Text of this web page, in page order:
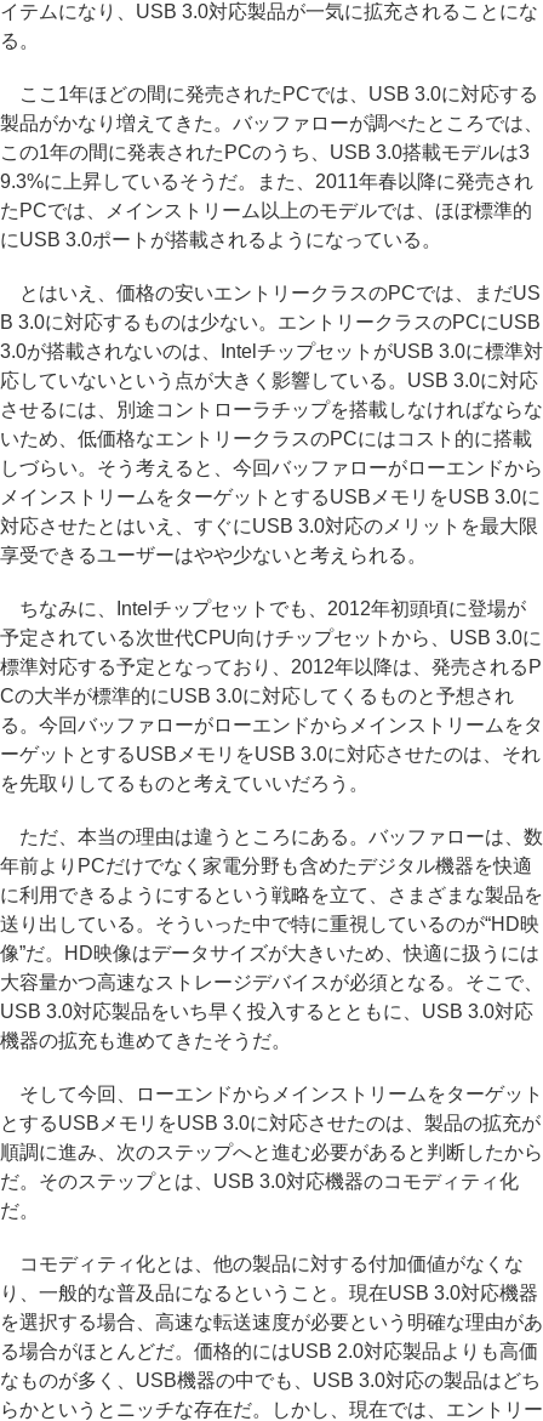
イテムになり、USB 3.0対応製品が一気に拡充されることにな
る。
ここ1年ほどの間に発売されたPCでは、USB 3.0に対応する
製品がかなり増えてきた。バッファローが調べたところでは、
この1年の間に発表されたPCのうち、USB 3.0搭載モデルは3
9.3%に上昇しているそうだ。また、2011年春以降に発売され
たPCでは、メインストリーム以上のモデルでは、ほぼ標準的
にUSB 3.0ポートが搭載されるようになっている。
とはいえ、価格の安いエントリークラスのPCでは、まだUS
B 3.0に対応するものは少ない。エントリークラスのPCにUSB
3.0が搭載されないのは、IntelチップセットがUSB 3.0に標準対
応していないという点が大きく影響している。USB 3.0に対応
させるには、別途コントローラチップを搭載しなければならな
いため、低価格なエントリークラスのPCにはコスト的に搭載
しづらい。そう考えると、今回バッファローがローエンドから
メインストリームをターゲットとするUSBメモリをUSB 3.0に
対応させたとはいえ、すぐにUSB 3.0対応のメリットを最大限
享受できるユーザーはやや少ないと考えられる。
ちなみに、Intelチップセットでも、2012年初頭頃に登場が
予定されている次世代CPU向けチップセットから、USB 3.0に
標準対応する予定となっており、2012年以降は、発売されるP
Cの大半が標準的にUSB 3.0に対応してくるものと予想され
る。今回バッファローがローエンドからメインストリームをタ
ーゲットとするUSBメモリをUSB 3.0に対応させたのは、それ
を先取りしてるものと考えていいだろう。
ただ、本当の理由は違うところにある。バッファローは、数
年前よりPCだけでなく家電分野も含めたデジタル機器を快適
に利用できるようにするという戦略を立て、さまざまな製品を
送り出している。そういった中で特に重視しているのが“HD映
像”だ。HD映像はデータサイズが大きいため、快適に扱うには
大容量かつ高速なストレージデバイスが必須となる。そこで、
USB 3.0対応製品をいち早く投入するとともに、USB 3.0対応
機器の拡充も進めてきたそうだ。
そして今回、ローエンドからメインストリームをターゲット
とするUSBメモリをUSB 3.0に対応させたのは、製品の拡充が
順調に進み、次のステップへと進む必要があると判断したから
だ。そのステップとは、USB 3.0対応機器のコモディティ化
だ。
コモディティ化とは、他の製品に対する付加価値がなくな
り、一般的な普及品になるということ。現在USB 3.0対応機器
を選択する場合、高速な転送速度が必要という明確な理由があ
る場合がほとんどだ。価格的にはUSB 2.0対応製品よりも高価
なものが多く、USB機器の中でも、USB 3.0対応の製品はどち
らかというとニッチな存在だ。しかし、現在では、エントリー